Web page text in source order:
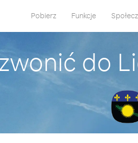
Pobierz Funkcje
do